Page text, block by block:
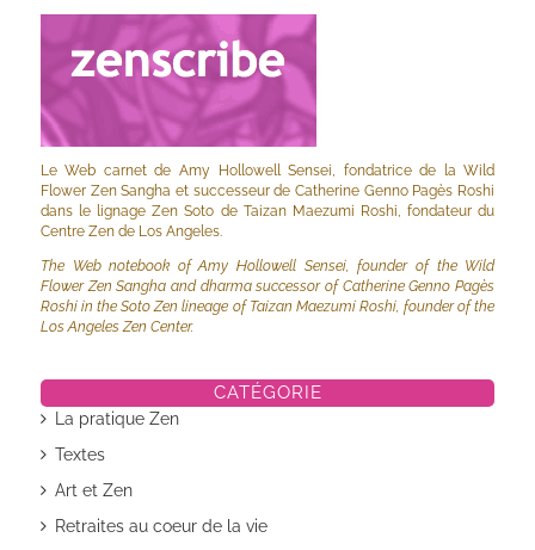
Le Web carnet de Amy Hollowell Sensei, fondatrice de la Wild
Flower Zen Sangha et successeur de Catherine Genno Pagès Roshi
dans le lignage Zen Soto de Taizan Maezumi Roshi, fondateur du
Centre Zen de Los Angeles.
The Web notebook of Amy Hollowell Sensei, founder of the Wild
Flower Zen Sangha and dharma successor of Catherine Genno Pagès
Roshi in the Soto Zen lineage of Taizan Maezumi Roshi, founder of the
Los Angeles Zen Center.
CATÉGORIE
La pratique Zen
Textes
Art et Zen
Retraites au coeur de la vie